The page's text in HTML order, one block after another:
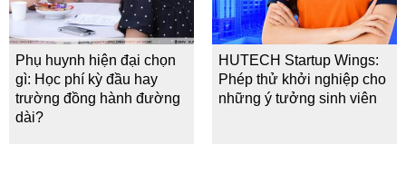
Phụ huynh hiện đại chọn
gì: Học phí kỳ đầu hay
trường đồng hành đường
dài?
HUTECH Startup Wings:
Phép thử khởi nghiệp cho
những ý tưởng sinh viên